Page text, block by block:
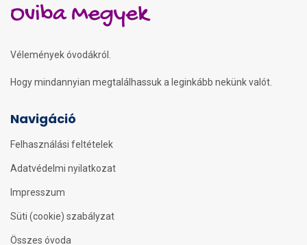
Oviba Megyek
Vélemények óvodákról.
Hogy mindannyian megtalálhassuk a leginkább nekünk valót.
Navigáció
Felhasználási feltételek
Adatvédelmi nyilatkozat
Impresszum
Süti (cookie) szabályzat
Összes óvoda